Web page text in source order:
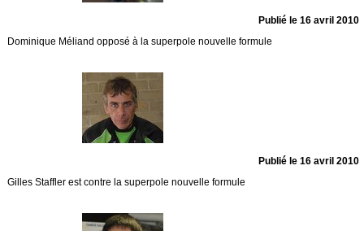
Publié le 16 avril 2010
Dominique Méliand opposé à la superpole nouvelle formule
Publié le 16 avril 2010
Gilles Staffler est contre la superpole nouvelle formule